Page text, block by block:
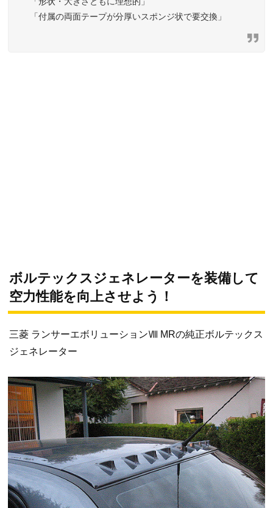
「付属の両面テープが分厚いスポンジ状で要交換」
ボルテックスジェネレーターを装備して
空力性能を向上させよう！
三菱 ランサーエボリューションⅧ MRの純正ボルテックス
ジェネレーター